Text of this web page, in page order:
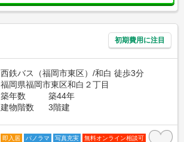
初期費用に注目
西鉄バス（福岡市東区）/和白 徒歩3分
福岡県福岡市東区和白２丁目
築年数
築44年
建物階数
3階建
即入居 パノラマ 写真充実 無料オンライン相談可